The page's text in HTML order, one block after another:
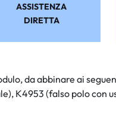
ASSISTENZA
DIRETTA
da abbinare ai
K4953 (falso polo con